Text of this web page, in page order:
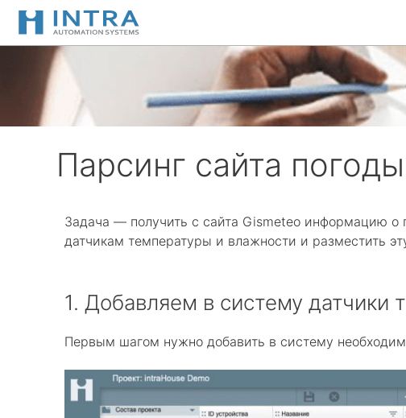
Перейти
содержимому
Парсинг сайта погоды
Задача — получить с сайта Gismeteo информацию о
датчикам температуры и влажности и разместить
1. Добавляем в систему датчики
Первым шагом нужно добавить в систему